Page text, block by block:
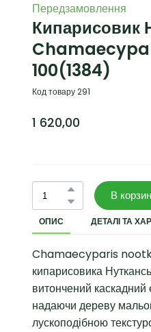
Передзамовлення
Кипарисовик
100(1384)
Код товару 291
1 620,00
В
ОПИС ДЕТАЛІ ТА
Chamaecyparis
кипарисовика
витончений каскадний
надаючи дереву
лускоподібною